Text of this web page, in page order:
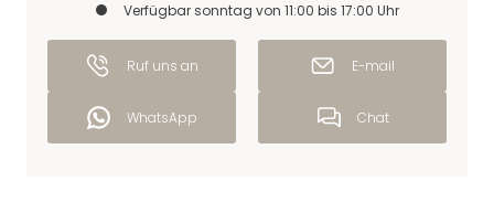
Verfügbar sonntag von 11:00 bis 17:00 Uhr
Ruf uns an E-mail
WhatsApp Chat